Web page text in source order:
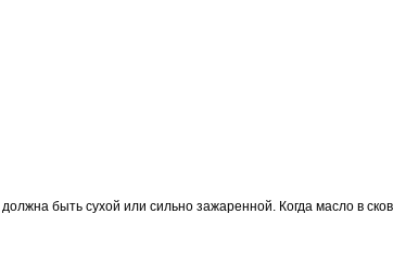
быть сухой или сильно зажаренной. Когда масло в